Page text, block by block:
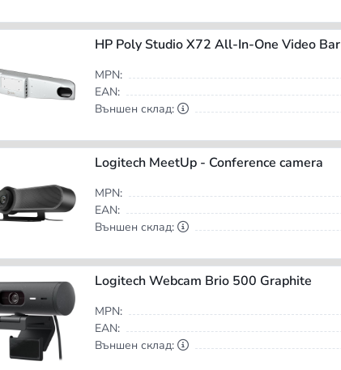
HP Poly Studio X72 All-In-One Video Bar
MPN:
EAN:
Външен склад:
Logitech MeetUp - Conference camera
MPN:
EAN:
Външен склад:
Logitech Webcam Brio 500 Graphite
MPN:
EAN:
Външен склад: